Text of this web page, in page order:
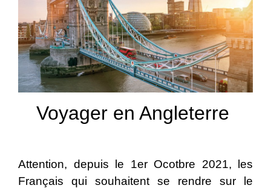
Voyager en Angleterre
Attention, depuis le 1er Ocotbre 2021, les
Français qui souhaitent se rendre sur le